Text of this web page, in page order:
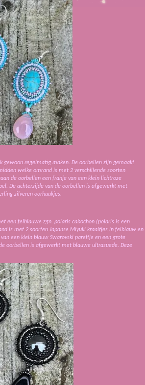
gewoon regelmatig maken. De oorbellen zijn gemaakt
welke omrand is met 2 verschillende soorten
de oorbellen een franje van een klein lichtroze
De achterzijde van de oorbellen is afgewerkt met
zilveren oorhaakjes.
een felblauwe zgn. polaris cabochon (polaris is een
is met 2 soorten Japanse Miyuki kraaltjes in felblauw en
een klein blauw Swarovski pareltje en een grote
oorbellen is afgewerkt met blauwe ultrasuede. Deze